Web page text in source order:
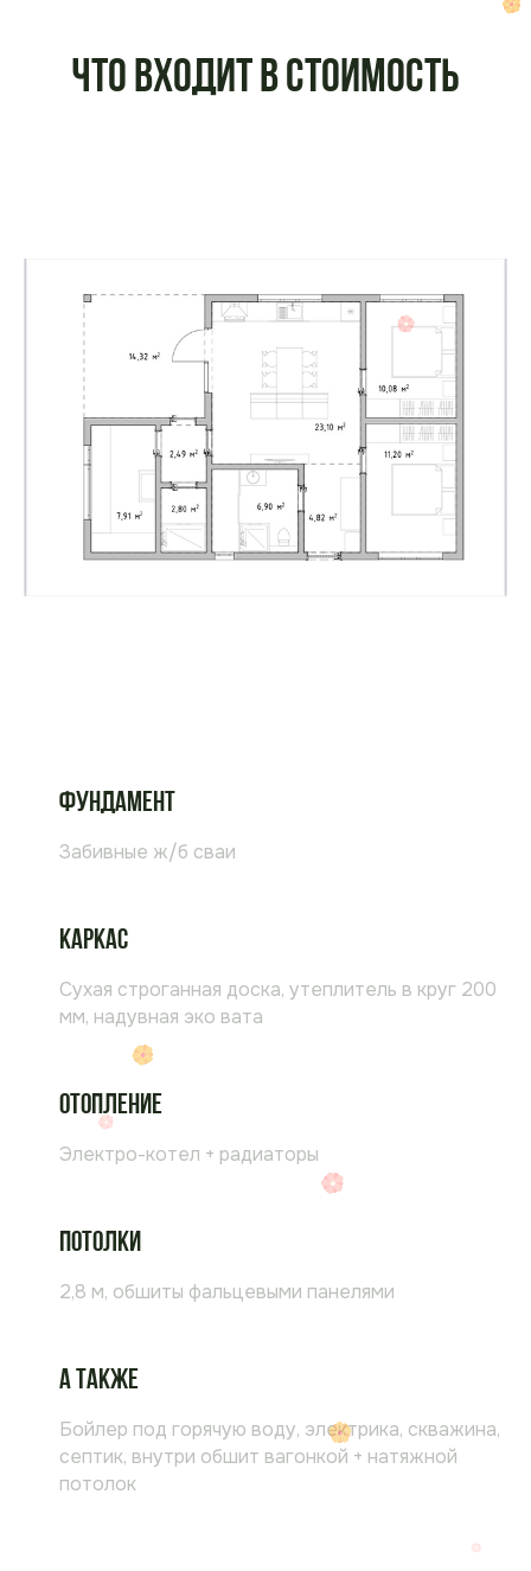
Что входит в стоимость
Фундамент
Забивные ж/б сваи
Каркас
Сухая строганная доска, утеплитель в круг 200
мм, надувная эко вата
Отопление
Электро-котел + радиаторы
Потолки
2,8 м, обшиты фальцевыми панелями
а также
Бойлер под горячую воду, электрика, скважина,
септик, внутри обшит вагонкой + натяжной
потолок